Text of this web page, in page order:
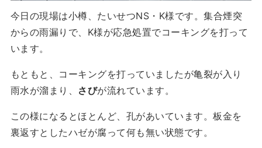
今日の現場は小樽、たいせつNS・K様です。集合煙突
からの雨漏りで、K様が応急処置でコーキングを打って
います。
もともと、コーキングを打っていましたが亀裂が入り
雨水が溜まり、 さびが流れています。
この様になるとほとんど、孔があいています。板金を
裏返すとしたハゼが腐って何も無い状態です。